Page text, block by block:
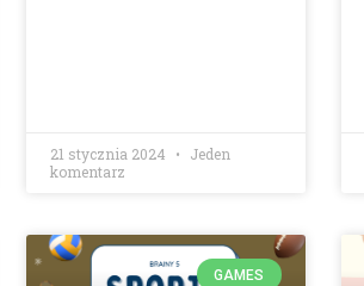
21 stycznia 2024
Jeden
komentarz
GAMES